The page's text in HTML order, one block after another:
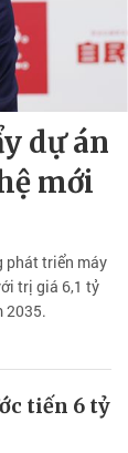
dự án
mới
phát triển máy
trị giá 6,1 tỷ
2035.
tiến 6 tỷ